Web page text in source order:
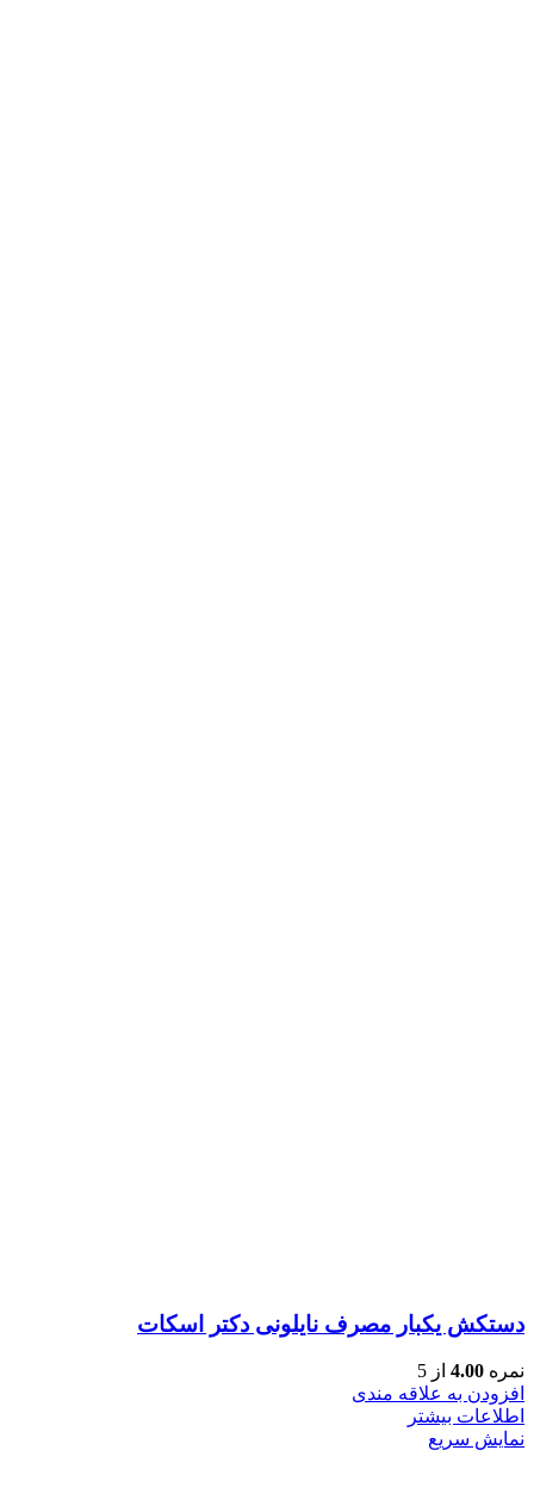
دستکش یکبار مصرف نایلونی دکتر اسکات
نمره 4.00 از 5
افزودن به علاقه مندی
اطلاعات بیشتر
نمایش سریع